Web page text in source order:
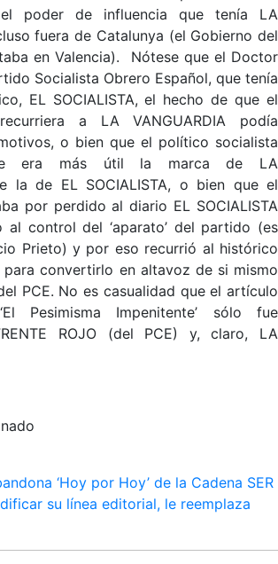
poder de influencia que tenía LA
fuera de Catalunya (el Gobierno del
en Valencia). Nótese que el Doctor
Socialista Obrero Español, que tenía
EL SOCIALISTA, el hecho de que el
a LA VANGUARDIA podía
o bien que el político socialista
era más útil la marca de LA
la de EL SOCIALISTA, o bien que el
por perdido al diario EL SOCIALISTA
al control del ‘aparato’ del partido (es
Prieto) y por eso recurrió al histórico
convertirlo en altavoz de si mismo
PCE. No es casualidad que el artículo
Pesimisma Impenitente’ sólo fue
ROJO (del PCE) y, claro, LA
‘Hoy por Hoy’ de la Cadena SER
su línea editorial, le reemplaza